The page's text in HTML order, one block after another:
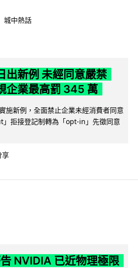
城中熱話
出新例 未經同意嚴禁
企業最高罰 345 萬
施新例，全面禁止企業未經消費者同意
拒接登記制轉為「opt-in」先徵同意
享
NVIDIA 已近物理極限